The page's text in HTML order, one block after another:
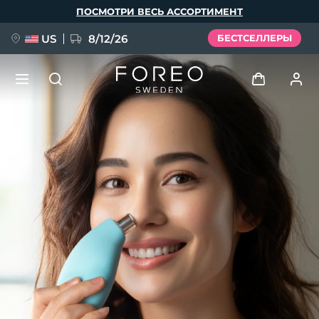
ПОСМОТРИ ВЕСЬ АССОРТИМЕНТ
US 8/12/26 БЕСТСЕЛЛЕРЫ
Войти
Профиль пользователя
Мои приборы
Мои заказы
Мои адреса
Мои подписки
НОВИНКА
FAQ™ Pure Beauty-Tech Elixir
BREAKING NEWS
issa™ Teeth Whitening Set
Язык
English Deutsch
Español
Français
Italiano
Português
Polski
Svenska
Русский
Türkçe
简体中文 繁體中文